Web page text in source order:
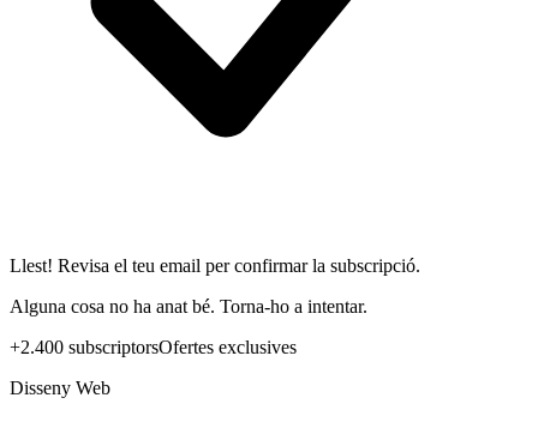
Llest! Revisa el teu email per confirmar la subscripció.
Alguna cosa no ha anat bé. Torna-ho a intentar.
+2.400 subscriptorsOfertes exclusives
Disseny Web